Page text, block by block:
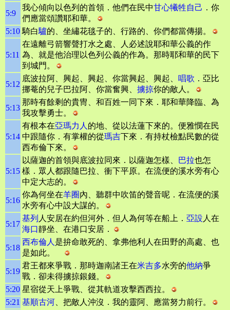
5:9
我心傾向以色列的首領．他們在民中甘心犧牲自己 ．你
們應當頌讚耶和華。
5:10 騎白驢的、坐繡花毯子的、行路的、你們都當傳揚。
5:11
在遠離弓箭響聲打水之處、人必述說耶和華公義的作
為、就是他治理以色列公義的作為。那時耶和華的民下
到城門。
5:12
底波拉阿、興起、興起、你當興起、興起、 唱歌 ．亞比
挪菴的兒子巴拉阿、你當奮興、 擄掠你的敵人。
5:13
那時有餘剩的貴冑、和百姓一同下來．耶和華降臨、為
我攻擊勇士。
5:14
有根本在亞瑪力人 的地、從以法蓮下來的。便雅憫在民
中跟隨你．有掌權的從瑪吉下來．有持杖檢點民數的從
西布倫下來。
5:15
以薩迦的首領與底波拉同來．以薩迦怎樣、 巴拉也怎
樣．眾人都跟隨巴拉、衝下平原。在流便的溪水旁有心
中定大志的。
5:16
你為何坐在羊圈內、聽群中吹笛的聲音呢．在流便的溪
水旁有心中設大謀的。
5:17
基列 人安居在約但河外．但人為何等在船上． 亞設 人在
海口靜坐、在港口安居．
5:18
西布倫人 是拚命敢死的、拿弗他利人在田野的高處、也
是如此。
5:19
君王都來爭戰．那時迦南諸王在米吉多水旁的他納爭
戰．卻未得擄掠銀錢。
5:20 星宿從天上爭戰、從其軌道攻擊西西拉。
5:21 基順古河 、把敵人沖沒．我的靈阿、應當努力前行。